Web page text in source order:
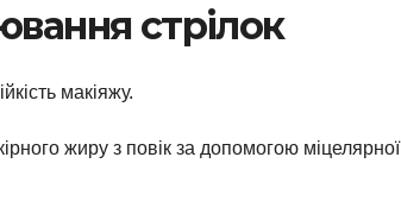
стрілок
макіяжу.
жиру з повік за допомогою міцелярної